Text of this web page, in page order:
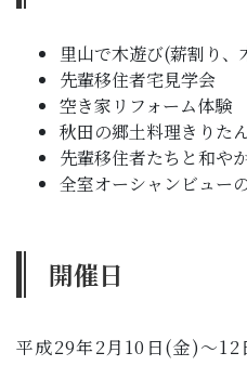
里山で木遊び(薪割り
先輩移住者宅見学会
空き家リフォーム体験
秋田の郷土料理きりた
先輩移住者たちと和や
全室オーシャンビュー
開催日
平成29年2月10日(金)～12